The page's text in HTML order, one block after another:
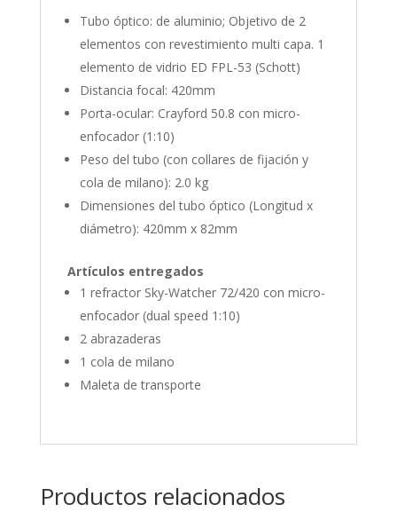
Tubo óptico: de aluminio; Objetivo de 2
elementos con revestimiento multi capa. 1
elemento de vidrio ED FPL-53 (Schott)
Distancia focal: 420mm
Porta-ocular: Crayford 50.8 con micro-
enfocador (1:10)
Peso del tubo (con collares de fijación y
cola de milano): 2.0 kg
Dimensiones del tubo óptico (Longitud x
diámetro): 420mm x 82mm
Artículos entregados
1 refractor Sky-Watcher 72/420 con micro-
enfocador (dual speed 1:10)
2 abrazaderas
1 cola de milano
Maleta de transporte
Productos relacionados